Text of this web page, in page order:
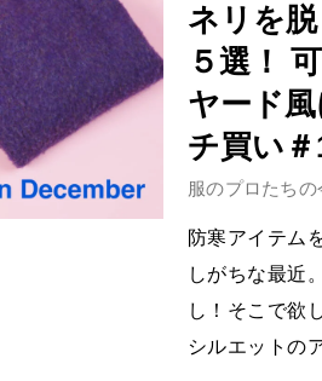
ネリを
５選！
ヤード
チ買い＃
服のプロたちの
防寒アイテム
しがちな最近
し！そこで欲
シルエットの